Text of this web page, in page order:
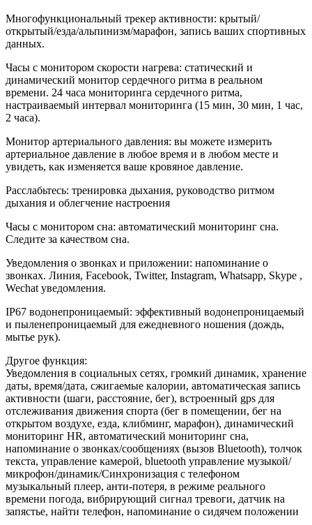
Многофункциональный трекер активности: крытый/
открытый/езда/альпинизм/марафон, запись ваших спортивных
данных.
Часы с монитором скорости нагрева: статический и
динамический монитор сердечного ритма в реальном
времени. 24 часа мониторинга сердечного ритма,
настраиваемый интервал мониторинга (15 мин, 30 мин, 1 час,
2 часа).
Монитор артериального давления: вы можете измерить
артериальное давление в любое время и в любом месте и
увидеть, как изменяется ваше кровяное давление.
Расслабьтесь: тренировка дыхания, руководство ритмом
дыхания и облегчение настроения
Часы с монитором сна: автоматический мониторинг сна.
Следите за качеством сна.
Уведомления о звонках и приложении: напоминание о
звонках. Линия, Facebook, Twitter, Instagram, Whatsapp, Skype ,
Wechat уведомления.
IP67 водонепроницаемый: эффективный водонепроницаемый
и пыленепроницаемый для ежедневного ношения (дождь,
мытье рук).
Другое функция:
Уведомления в социальных сетях, громкий динамик, хранение
даты, время/дата, сжигаемые калории, автоматическая запись
активности (шаги, расстояние, бег), встроенный gps для
отслеживания движения спорта (бег в помещении, бег на
открытом воздухе, езда, клибминг, марафон), динамический
мониторинг HR, автоматический мониторинг сна,
напоминание о звонках/сообщениях (вызов Bluetooth), толчок
текста, управление камерой, bluetooth управление музыкой/
микрофон/динамик/Синхронизация с телефоном
музыкальный плеер, анти-потеря, в режиме реального
времени погода, вибрирующий сигнал тревоги, датчик на
запястье, найти телефон, напоминание о сидячем положении